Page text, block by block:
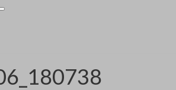
Toggle